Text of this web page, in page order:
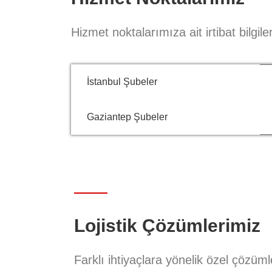
Hizmet noktalarımıza ait irtibat
İstanbul Şubeler
Gaziantep Şubeler
Lojistik Çözümlerimiz
Farklı ihtiyaçlara yönelik özel